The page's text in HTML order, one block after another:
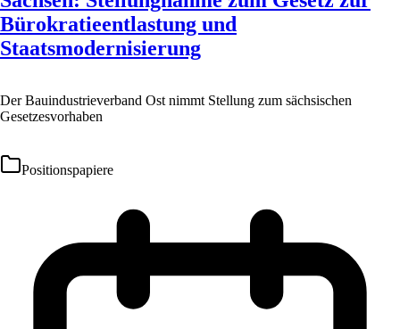
Bürokratieentlastung und
Staatsmodernisierung
Der Bauindustrieverband Ost nimmt Stellung zum sächsischen
Gesetzesvorhaben
Positionspapiere